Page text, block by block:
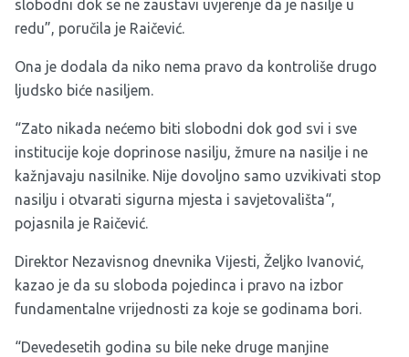
slobodni dok se ne zaustavi uvjerenje da je nasilje u
redu”, poručila je Raičević.
Ona je dodala da niko nema pravo da kontroliše drugo
ljudsko biće nasiljem.
“Zato nikada nećemo biti slobodni dok god svi i sve
institucije koje doprinose nasilju, žmure na nasilje i ne
kažnjavaju nasilnike. Nije dovoljno samo uzvikivati stop
nasilju i otvarati sigurna mjesta i savjetovališta“,
pojasnila je Raičević.
Direktor Nezavisnog dnevnika Vijesti, Željko Ivanović,
kazao je da su sloboda pojedinca i pravo na izbor
fundamentalne vrijednosti za koje se godinama bori.
“Devedesetih godina su bile neke druge manjine